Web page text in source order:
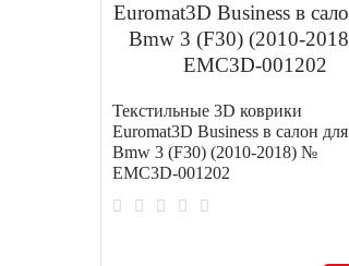
Текстильные 3D коврики
Euromat3D Business в салон для
Bmw 3 (F30) (2010-2018) №
EMC3D-001202